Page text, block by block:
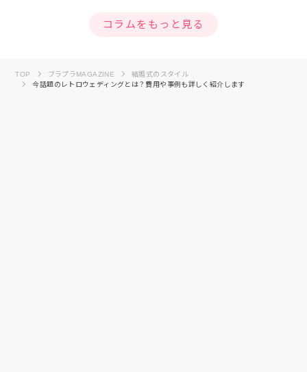
コラムをもっと見る
TOP ブラプラMAGAZINE
結婚式のスタイル
今話題のレトロウェディングとは？費用や事例も詳しく紹介します